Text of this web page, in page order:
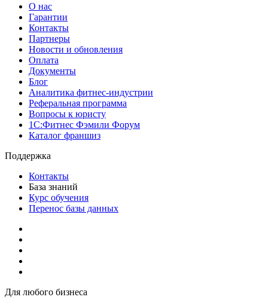
О нас
Гарантии
Контакты
Партнеры
Новости и обновления
Оплата
Документы
Блог
Аналитика фитнес-индустрии
Реферальная программа
Вопросы к юристу
1С:Фитнес Фэмили Форум
Каталог франшиз
Поддержка
Контакты
База знаний
Курс обучения
Перенос базы данных
Для любого бизнеса